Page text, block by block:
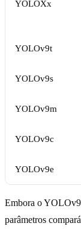
YOLOXx
YOLOv9t
YOLOv9s
YOLOv9m
YOLOv9c
YOLOv9e
Embora o YOLOv9
parâmetros